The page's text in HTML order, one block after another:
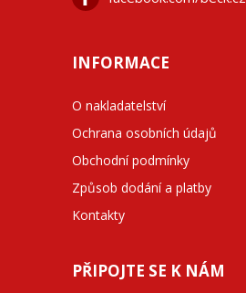
INFORMACE
O nakladatelství
Ochrana osobních údajů
Obchodní podmínky
Způsob dodání a platby
Kontakty
PŘIPOJTE SE K NÁM